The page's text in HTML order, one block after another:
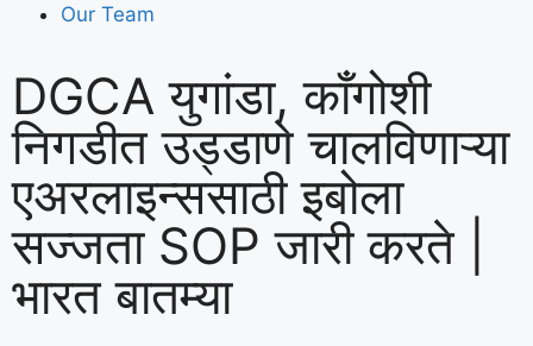
Our Team
DGCA युगांडा, काँगोशी
निगडीत उड्डाणे चालविणाऱ्या
एअरलाइन्ससाठी इबोला
सज्जता SOP जारी करते |
भारत बातम्या